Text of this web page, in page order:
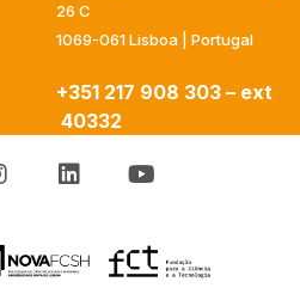
26 C
1069-061 Lisboa | Portugal
+351 217 908 303 – ext
40332